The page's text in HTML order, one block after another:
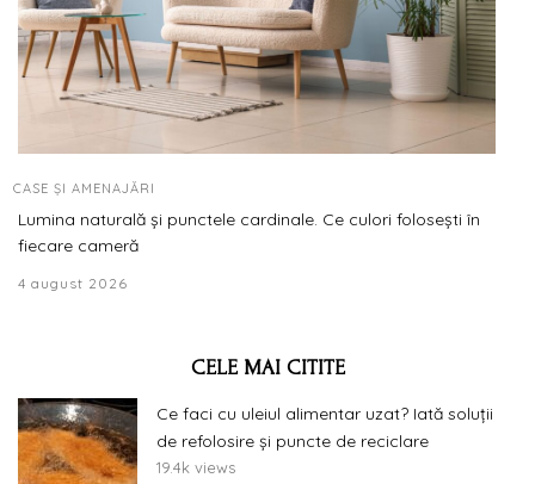
CASE ȘI AMENAJĂRI
Lumina naturală și punctele cardinale. Ce culori folosești în
fiecare cameră
4 august 2026
CELE MAI CITITE
Ce faci cu uleiul alimentar uzat? Iată soluții
de refolosire și puncte de reciclare
19.4k views